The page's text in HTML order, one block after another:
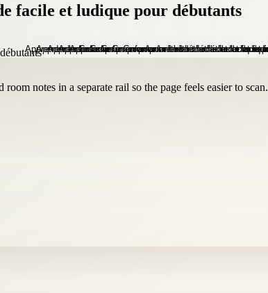
facile et ludique pour débutants
notes in a separate rail so the page feels easier to scan.